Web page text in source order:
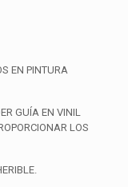
EN PINTURA
GUÍA EN VINIL
LOS